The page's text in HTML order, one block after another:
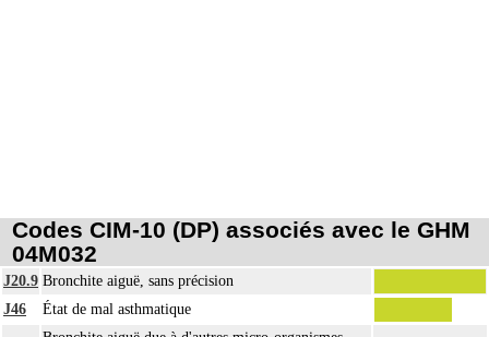
Codes CIM-10 (DP) associés avec le GHM
04M032
J20.9 Bronchite aiguë, sans précision
J46
État de mal asthmatique